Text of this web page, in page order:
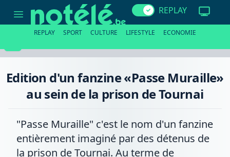
fanzine
sein
prison
REPLAY
REPLAY SPORT CULTURE LIFESTYLE ECONOMIE
Edition d'un fanzine «Passe Muraille»
au sein de la prison de Tournai
"Passe Muraille" c'est le nom d'un fanzine
entièrement imaginé par des détenus de
la prison de Tournai. Au terme de